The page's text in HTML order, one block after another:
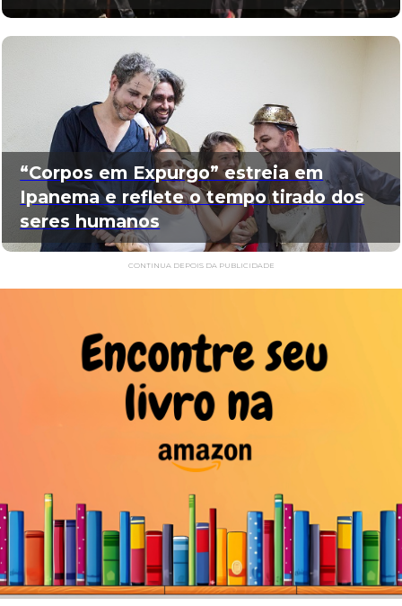
“Corpos em Expurgo” estreia em
Ipanema e reflete o tempo tirado dos
seres humanos
CONTINUA DEPOIS DA PUBLICIDADE